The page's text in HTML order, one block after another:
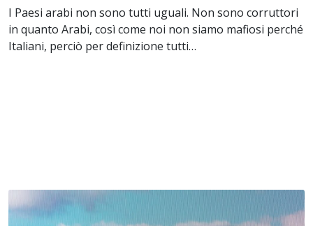
I Paesi arabi non sono tutti uguali. Non sono corruttori
in quanto Arabi, così come noi non siamo mafiosi perché
Italiani, perciò per definizione tutti…